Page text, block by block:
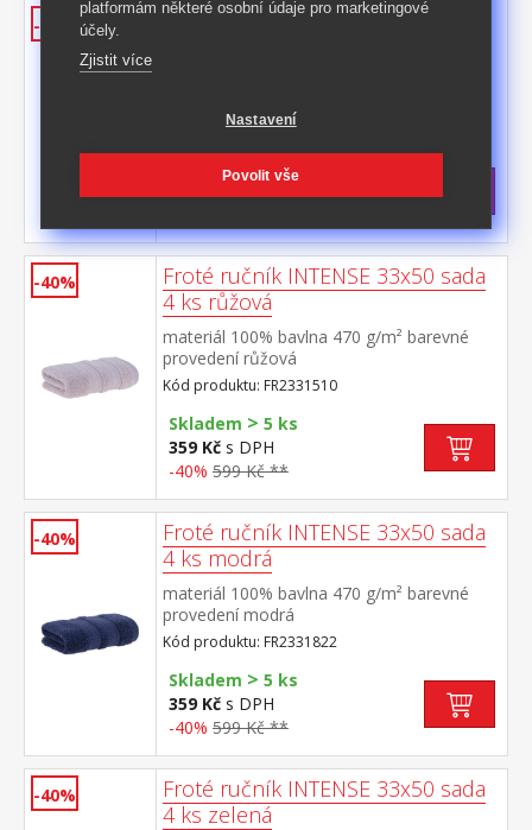
-40%
Froté ručník INTENSE 33x50 sada
Kód produktu: FR2331084
Skladem>5 ks
-40%
Froté ručník INTENSE 33x50 sada
4 ks růžová
materiál 100% bavlna 470 g/m² barevné
provedení růžová
Kód produktu: FR2331510
Skladem > 5 ks
359 Kč s DPH
-40% 599 Kč **
-40%
Froté ručník INTENSE 33x50 sada
4 ks modrá
materiál 100% bavlna 470 g/m² barevné
provedení modrá
Kód produktu: FR2331822
Skladem > 5 ks
359 Kč s DPH
-40% 599 Kč **
-40%
Froté ručník INTENSE 33x50 sada
4 ks zelená
platformám některé osobní údaje pro marketingové
účely.
Zjistit více
Nastavení
Povolit vše